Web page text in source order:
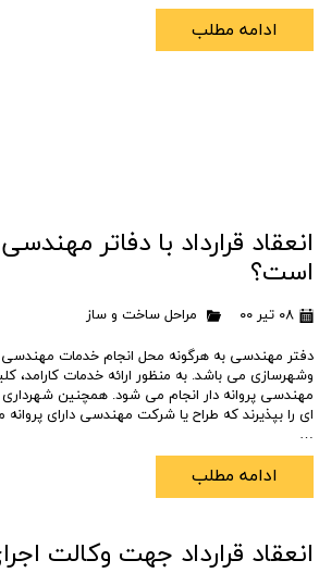
ادامه مطلب
انعقاد قرارداد با دفاتر
است؟
۰۸ تیر ۰۰ مراحل ساخت و ساز
دفتر مهندسی به هرگونه محل انجام خدمات مهندسی
وشهرسازی می باشد. به منظور ارائه خدمات
مهندسی پروانه دار انجام می شود. همچنین
ای را بپذیرند که طراح یا شرکت مهندسی دارای
…
ادامه مطلب
انعقاد قرارداد جهت وکالت